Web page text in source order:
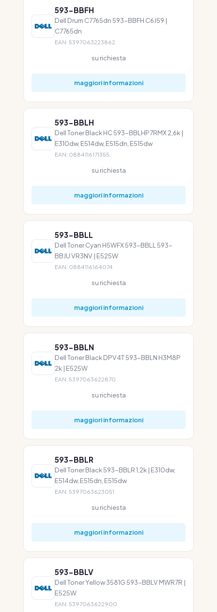
593-BBFH
Dell Drum C7765dn 593-BBFH C6J59 |
C7765dn
EAN: 5397063223862
su richiesta
maggiori informazioni
593-BBLH
Dell Toner Black HC 593-BBLHP7RMX 2,6k |
E310dw, E514dw, E515dn, E515dw
EAN: 0884116171355
su richiesta
maggiori informazioni
593-BBLL
Dell Toner Cyan H5WFX 593-BBLL 593-
BBJU VR3NV | E525W
EAN: 0884116164074
su richiesta
maggiori informazioni
593-BBLN
Dell Toner Black DPV4T 593-BBLN H3M8P
2k | E525W
EAN: 5397063622870
su richiesta
maggiori informazioni
593-BBLR
Dell Toner Black 593-BBLR 1,2k | E310dw,
E514dw, E515dn, E515dw
EAN: 5397063623051
su richiesta
maggiori informazioni
593-BBLV
Dell Toner Yellow 3581G 593-BBLV MWR7R |
E525W
EAN: 5397063622900